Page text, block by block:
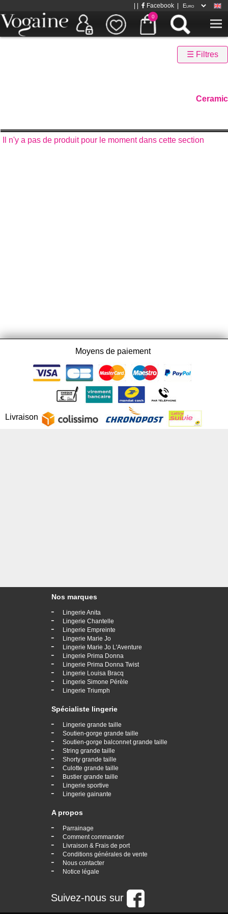
0
Facebook
☰ Filtres
Ceramic
Il n'y a pas de produit pour le moment dans cette section
Moyens de paiement
Livraison
Nos marques
- Lingerie Anita
- Lingerie Chantelle
- Lingerie Empreinte
- Lingerie Marie Jo
- Lingerie Marie Jo L'Aventure
- Lingerie Prima Donna
- Lingerie Prima Donna Twist
- Lingerie Louisa Bracq
- Lingerie Simone Pérèle
- Lingerie Triumph
Spécialiste lingerie
- Lingerie grande taille
- Soutien-gorge grande taille
- Soutien-gorge balconnet grande taille
- String grande taille
- Shorty grande taille
- Culotte grande taille
- Bustier grande taille
- Lingerie sportive
- Lingerie gainante
A propos
- Parrainage
- Comment commander
- Livraison & Frais de port
- Conditions générales de vente
- Nous contacter
- Notice légale
Suivez-nous sur